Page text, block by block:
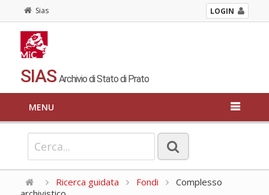
Sias LOGIN
SIAS Archivio di Stato di Prato
MENU
Ricerca guidata Fondi
Complesso